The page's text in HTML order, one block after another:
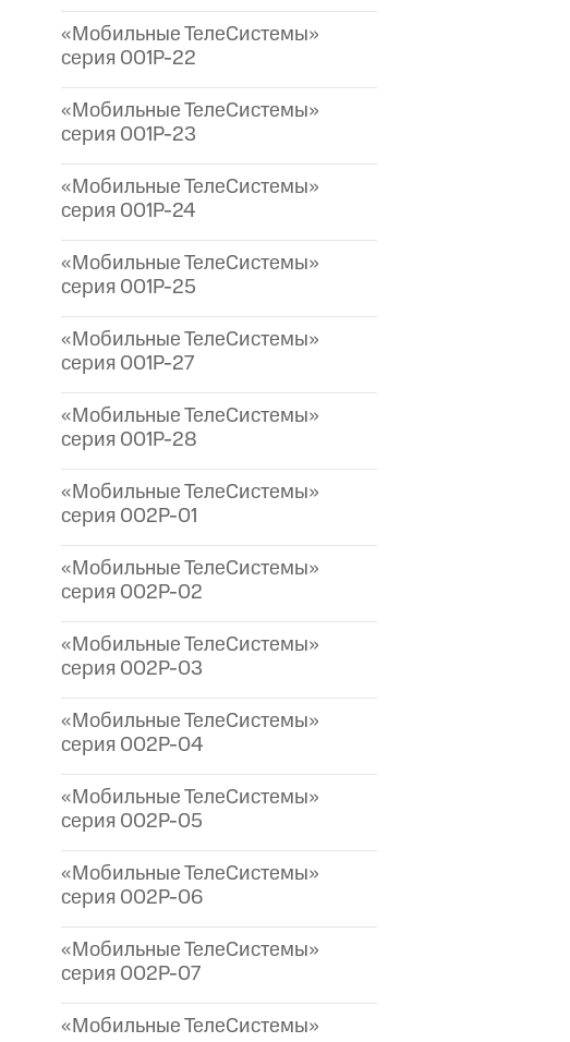
«Мобильные ТелеСистемы»
серия 001P-22
«Мобильные ТелеСистемы»
серия 001P-23
«Мобильные ТелеСистемы»
серия 001P-24
«Мобильные ТелеСистемы»
серия 001P-25
«Мобильные ТелеСистемы»
серия 001P-27
«Мобильные ТелеСистемы»
серия 001P-28
«Мобильные ТелеСистемы»
серия 002P-01
«Мобильные ТелеСистемы»
серия 002P-02
«Мобильные ТелеСистемы»
серия 002P-03
«Мобильные ТелеСистемы»
серия 002P-04
«Мобильные ТелеСистемы»
серия 002P-05
«Мобильные ТелеСистемы»
серия 002P-06
«Мобильные ТелеСистемы»
серия 002P-07
«Мобильные ТелеСистемы»